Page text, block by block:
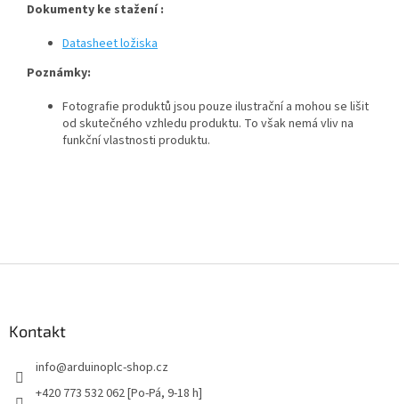
Dokumenty ke stažení :
Datasheet ložiska
Poznámky:
Fotografie produktů jsou pouze ilustrační a mohou se lišit
od skutečného vzhledu produktu. To však nemá vliv na
funkční vlastnosti produktu.
Kontakt
info@arduinoplc-shop.cz
+420 773 532 062 [Po-Pá, 9-18 h]